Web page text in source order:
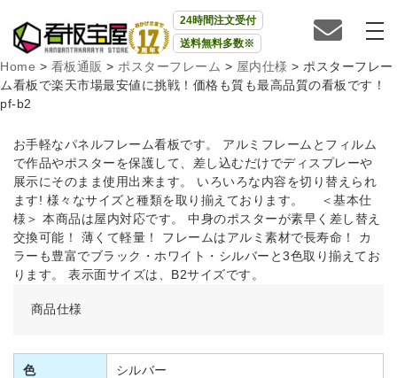
24時間注文受付
送料無料多数※
Home > 看板通販 > ポスターフレーム > 屋内仕様 > ポスターフレー
ム看板で楽天市場最安値に挑戦！価格も質も最高品質の看板です！
pf-b2
お手軽なパネルフレーム看板です。 アルミフレームとフィルム
で作品やポスターを保護して、差し込むだけでディスプレーや
展示にそのまま使用出来ます。 いろいろな内容を切り替えられ
ます! 様々なサイズと種類を取り揃えております。 ＜基本仕
様＞ 本商品は屋内対応です。 中身のポスターが素早く差し替え
交換可能！ 薄くて軽量！ フレームはアルミ素材で長寿命！ カ
ラーも豊富でブラック・ホワイト・シルバーと3色取り揃えてお
ります。 表示面サイズは、B2サイズです。
商品仕様
色 シルバー